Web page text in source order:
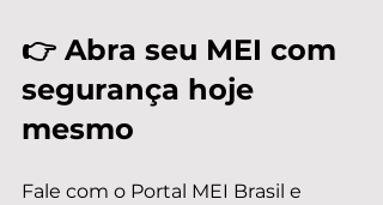
👉 Abra seu MEI com
segurança hoje
mesmo
Fale com o Portal MEI Brasil e